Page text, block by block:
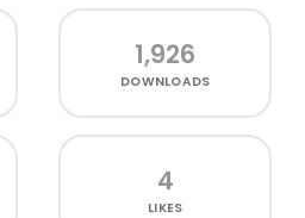
1,926
DOWNLOADS
4
LIKES